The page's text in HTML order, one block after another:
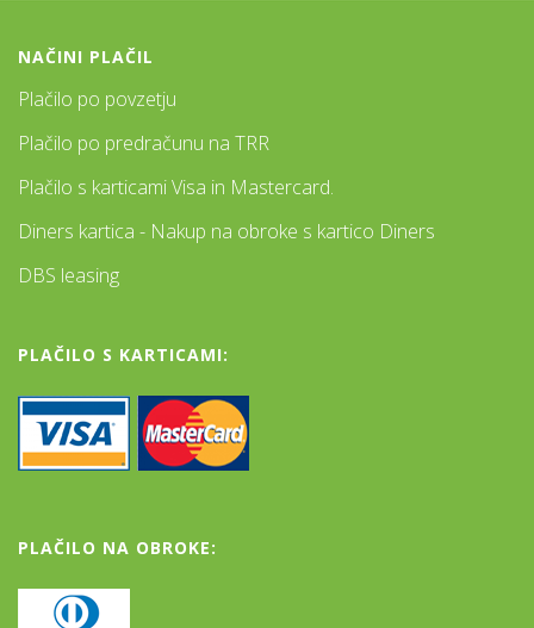
NAČINI PLAČIL
Plačilo po povzetju
Plačilo po predračunu na TRR
Plačilo s karticami Visa in Mastercard.
Diners kartica - Nakup na obroke s kartico Diners
DBS leasing
PLAČILO S KARTICAMI:
PLAČILO NA OBROKE: